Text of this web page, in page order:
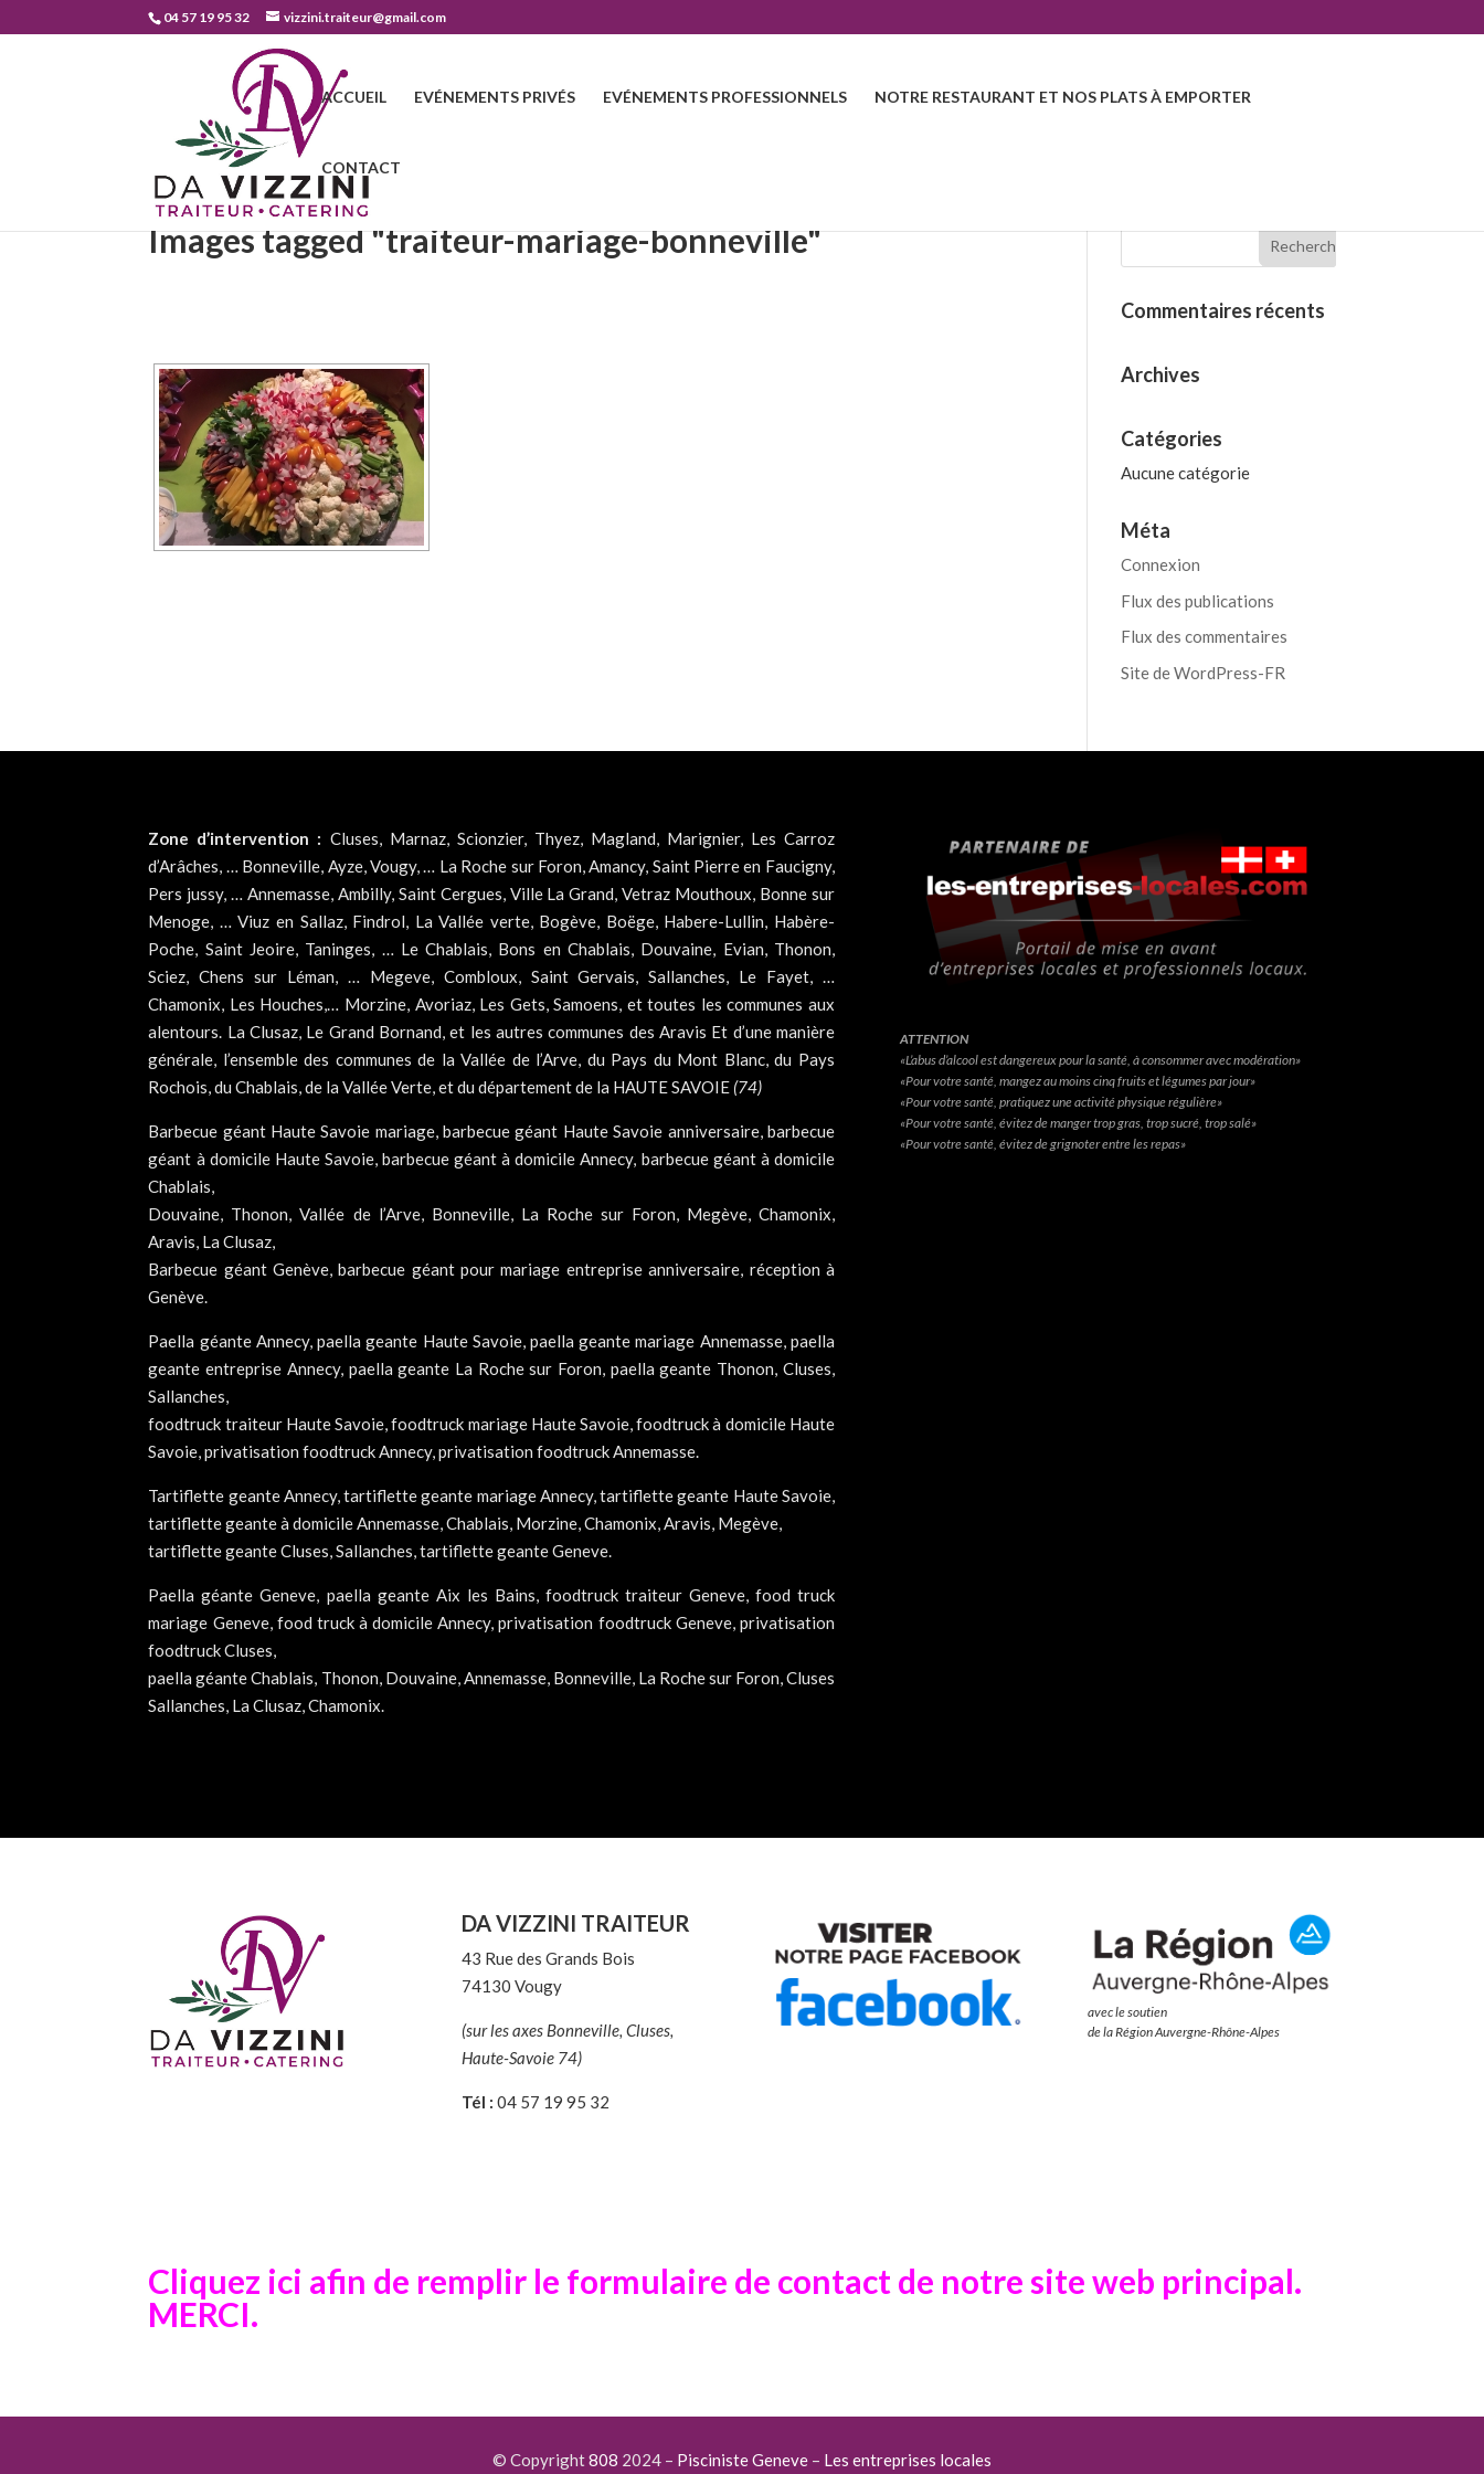
04 57 19 95 32 vizzini.traiteur@gmail.com
ACCUEIL EVÉNEMENTS PRIVÉS EVÉNEMENTS PROFESSIONNELS NOTRE RESTAURANT ET NOS PLATS À EMPORTER
CONTACT
Images tagged "traiteur-mariage-bonneville"
Commentaires récents
Archives
Catégories
Aucune catégorie
Méta
Connexion
Flux des publications
Flux des commentaires
Site de WordPress-FR
Zone d’intervention : Cluses, Marnaz, Scionzier, Thyez, Magland, Marignier, Les Carroz
d’Arâches, … Bonneville, Ayze, Vougy, … La Roche sur Foron, Amancy, Saint Pierre en Faucigny,
Pers jussy, … Annemasse, Ambilly, Saint Cergues, Ville La Grand, Vetraz Mouthoux, Bonne sur
Menoge, … Viuz en Sallaz, Findrol, La Vallée verte, Bogève, Boëge, Habere-Lullin, Habère-
Poche, Saint Jeoire, Taninges, … Le Chablais, Bons en Chablais, Douvaine, Evian, Thonon,
Sciez, Chens sur Léman, … Megeve, Combloux, Saint Gervais, Sallanches, Le Fayet, …
Chamonix, Les Houches,… Morzine, Avoriaz, Les Gets, Samoens, et toutes les communes aux
alentours. La Clusaz, Le Grand Bornand, et les autres communes des Aravis Et d’une manière
générale, l’ensemble des communes de la Vallée de l’Arve, du Pays du Mont Blanc, du Pays
Rochois, du Chablais, de la Vallée Verte, et du département de la HAUTE SAVOIE (74)
Barbecue géant Haute Savoie mariage, barbecue géant Haute Savoie anniversaire, barbecue
géant à domicile Haute Savoie, barbecue géant à domicile Annecy, barbecue géant à domicile
Chablais,
Douvaine, Thonon, Vallée de l’Arve, Bonneville, La Roche sur Foron, Megève, Chamonix,
Aravis, La Clusaz,
Barbecue géant Genève, barbecue géant pour mariage entreprise anniversaire, réception à
Genève.
Paella géante Annecy, paella geante Haute Savoie, paella geante mariage Annemasse, paella
geante entreprise Annecy, paella geante La Roche sur Foron, paella geante Thonon, Cluses,
Sallanches,
foodtruck traiteur Haute Savoie, foodtruck mariage Haute Savoie, foodtruck à domicile Haute
Savoie, privatisation foodtruck Annecy, privatisation foodtruck Annemasse.
Tartiflette geante Annecy, tartiflette geante mariage Annecy, tartiflette geante Haute Savoie,
tartiflette geante à domicile Annemasse, Chablais, Morzine, Chamonix, Aravis, Megève,
tartiflette geante Cluses, Sallanches, tartiflette geante Geneve.
Paella géante Geneve, paella geante Aix les Bains, foodtruck traiteur Geneve, food truck
mariage Geneve, food truck à domicile Annecy, privatisation foodtruck Geneve, privatisation
foodtruck Cluses,
paella géante Chablais, Thonon, Douvaine, Annemasse, Bonneville, La Roche sur Foron, Cluses
Sallanches, La Clusaz, Chamonix.
ATTENTION
«L’abus d’alcool est dangereux pour la santé, à consommer avec modération»
«Pour votre santé, mangez au moins cinq fruits et légumes par jour»
«Pour votre santé, pratiquez une activité physique régulière»
«Pour votre santé, évitez de manger trop gras, trop sucré, trop salé»
«Pour votre santé, évitez de grignoter entre les repas»
DA VIZZINI TRAITEUR
43 Rue des Grands Bois
74130 Vougy
(sur les axes Bonneville, Cluses,
Haute-Savoie 74)
Tél : 04 57 19 95 32
avec le soutien
de la Région Auvergne-Rhône-Alpes
Cliquez ici afin de remplir le formulaire de contact de notre site web principal.
MERCI.
© Copyright808 2024 – Pisciniste Geneve – Les entreprises locales